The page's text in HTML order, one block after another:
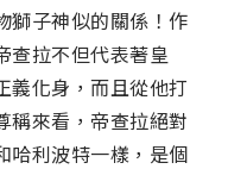
獅子神似的關係！作
查拉不但代表著皇
義化身，而且從他打
稱來看，帝查拉絕對
哈利波特一樣，是個